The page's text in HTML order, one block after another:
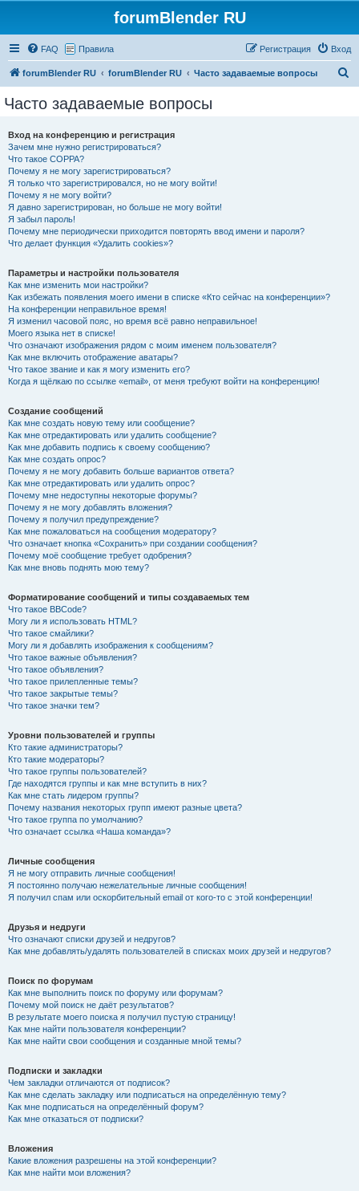
forumBlender RU
FAQ Правила Вход
Регистрация
forumBlender RU forumBlender RU Часто задаваемые вопросы
Часто задаваемые вопросы
Вход на конференцию и регистрация
Зачем мне нужно регистрироваться?
Что такое COPPA?
Почему я не могу зарегистрироваться?
Я только что зарегистрировался, но не могу войти!
Почему я не могу войти?
Я давно зарегистрирован, но больше не могу войти!
Я забыл пароль!
Почему мне периодически приходится повторять ввод имени и пароля?
Что делает функция «Удалить cookies»?
Параметры и настройки пользователя
Как мне изменить мои настройки?
Как избежать появления моего имени в списке «Кто сейчас на конференции»?
На конференции неправильное время!
Я изменил часовой пояс, но время всё равно неправильное!
Моего языка нет в списке!
Что означают изображения рядом с моим именем пользователя?
Как мне включить отображение аватары?
Что такое звание и как я могу изменить его?
Когда я щёлкаю по ссылке «email», от меня требуют войти на конференцию!
Создание сообщений
Как мне создать новую тему или сообщение?
Как мне отредактировать или удалить сообщение?
Как мне добавить подпись к своему сообщению?
Как мне создать опрос?
Почему я не могу добавить больше вариантов ответа?
Как мне отредактировать или удалить опрос?
Почему мне недоступны некоторые форумы?
Почему я не могу добавлять вложения?
Почему я получил предупреждение?
Как мне пожаловаться на сообщения модератору?
Что означает кнопка «Сохранить» при создании сообщения?
Почему моё сообщение требует одобрения?
Как мне вновь поднять мою тему?
Форматирование сообщений и типы создаваемых тем
Что такое BBCode?
Могу ли я использовать HTML?
Что такое смайлики?
Могу ли я добавлять изображения к сообщениям?
Что такое важные объявления?
Что такое объявления?
Что такое прилепленные темы?
Что такое закрытые темы?
Что такое значки тем?
Уровни пользователей и группы
Кто такие администраторы?
Кто такие модераторы?
Что такое группы пользователей?
Где находятся группы и как мне вступить в них?
Как мне стать лидером группы?
Почему названия некоторых групп имеют разные цвета?
Что такое группа по умолчанию?
Что означает ссылка «Наша команда»?
Личные сообщения
Я не могу отправить личные сообщения!
Я постоянно получаю нежелательные личные сообщения!
Я получил спам или оскорбительный email от кого-то с этой конференции!
Друзья и недруги
Что означают списки друзей и недругов?
Как мне добавлять/удалять пользователей в списках моих друзей и недругов?
Поиск по форумам
Как мне выполнить поиск по форуму или форумам?
Почему мой поиск не даёт результатов?
В результате моего поиска я получил пустую страницу!
Как мне найти пользователя конференции?
Как мне найти свои сообщения и созданные мной темы?
Подписки и закладки
Чем закладки отличаются от подписок?
Как мне сделать закладку или подписаться на определённую тему?
Как мне подписаться на определённый форум?
Как мне отказаться от подписки?
Вложения
Какие вложения разрешены на этой конференции?
Как мне найти мои вложения?